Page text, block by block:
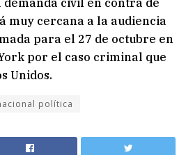
demanda civil en contra de
muy cercana a la audiencia
para el 27 de octubre en
por el caso criminal que
Unidos.
política